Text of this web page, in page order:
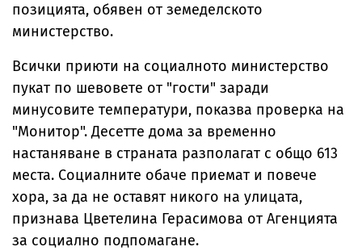
позицията, обявен от земеделското
министерство.
Всички приюти на социалното министерство
пукат по шевовете от "гости" заради
минусовите температури, показва проверка на
"Монитор". Десетте дома за временно
настаняване в страната разполагат с общо 613
места. Социалните обаче приемат и повече
хора, за да не оставят никого на улицата,
признава Цветелина Герасимова от Агенцията
за социално подпомагане.